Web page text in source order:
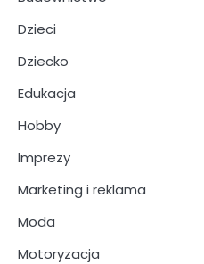
Dzieci
Dziecko
Edukacja
Hobby
Imprezy
Marketing i reklama
Moda
Motoryzacja